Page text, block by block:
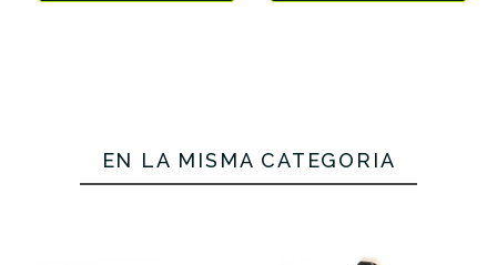
EN LA MISMA CATEGORÍA